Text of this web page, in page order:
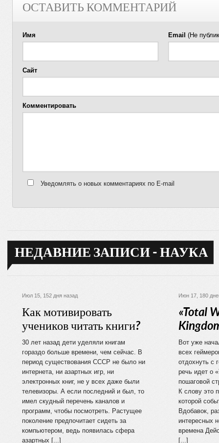
ОСТАВИТЬ КОММЕНТАРИЙ
Имя Email (Не
Сайт
Комментировать
Уведомлять о новых комментариях по E-mail
НЕДАВНИЕ ЗАПИСИ - НАУКА
Июл 15, 152 дня назад
Как мотивировать
учеников читать книги?
30 лет назад дети уделяли книгам
гораздо больше времени, чем сейчас. В
период существования СССР не было ни
интернета, ни азартных игр, ни
электронных книг, не у всех даже были
телевизоры. А если последний и был, то
имел скудный перечень каналов и
программ, чтобы посмотреть. Растущее
поколение предпочитает сидеть за
компьютером, ведь появилась сфера
азартных [...]
Июн 17, 180
«Total
Вот уже
всех
отдохнуть с
речь идет о
пошаговой
К слову это
которой
Вдобавок,
интересных
времена
[...]